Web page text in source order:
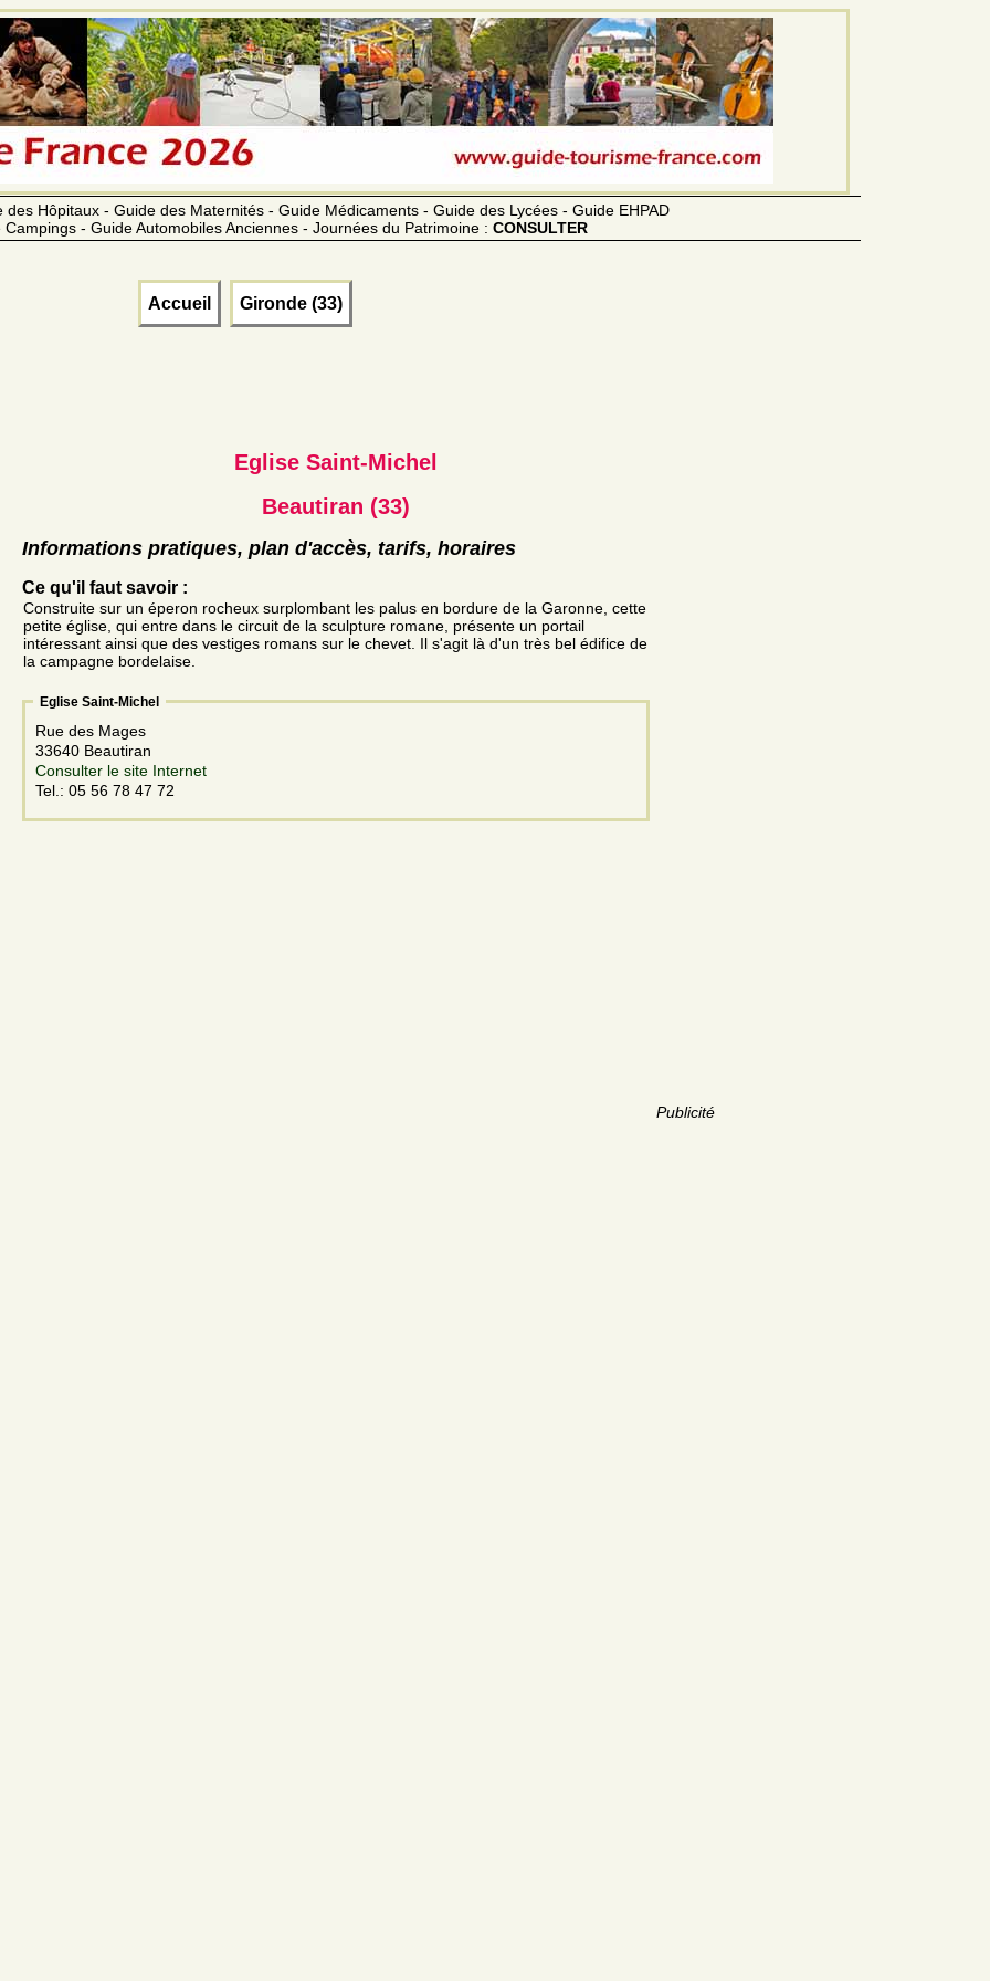
Hôpitaux - Guide des Maternités - Guide Médicaments - Guide des Lycées - Guide EHPAD
- Guide Automobiles Anciennes - Journées du Patrimoine : CONSULTER
Accueil Gironde (33)
Publicité
Eglise Saint-Michel
Beautiran (33)
Informations pratiques, plan d'accès, tarifs, horaires
Ce qu'il faut savoir :
Construite sur un éperon rocheux surplombant les palus en bordure de la Garonne, cette
petite église, qui entre dans le circuit de la sculpture romane, présente un portail
intéressant ainsi que des vestiges romans sur le chevet. Il s'agit là d'un très bel édifice de
la campagne bordelaise.
Eglise Saint-Michel
Rue des Mages
33640 Beautiran
Consulter le site Internet
Tel.: 05 56 78 47 72